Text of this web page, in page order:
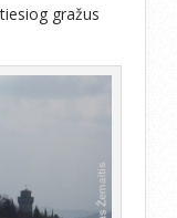
gražus